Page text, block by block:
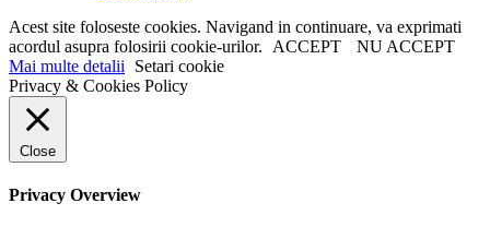
Acest site foloseste cookies. Navigand in continuare, va exprimati
acordul asupra folosirii cookie-urilor.
ACCEPT
NU ACCEPT
Mai multe detalii
Setari cookie
Privacy & Cookies Policy
Close
Privacy Overview